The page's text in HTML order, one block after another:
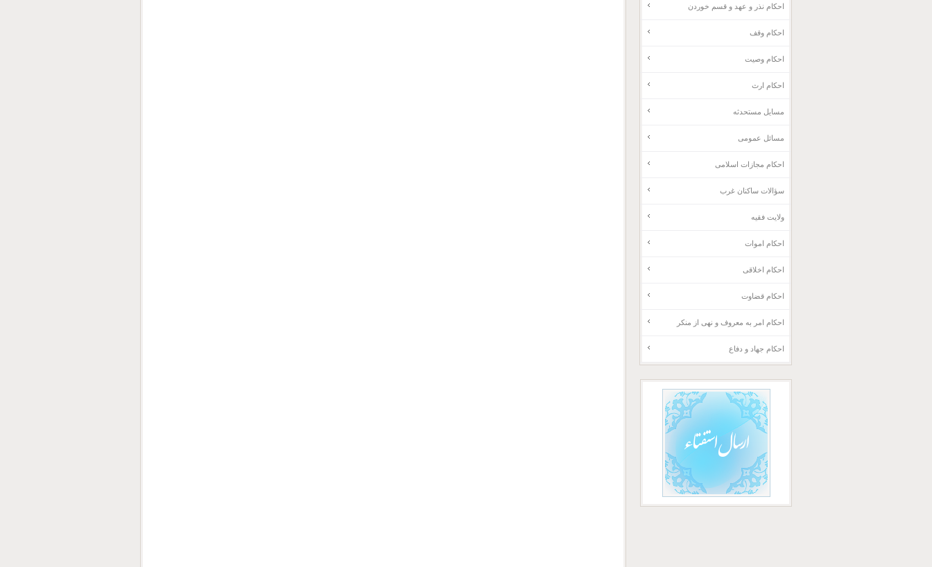
احکام نذر و عهد و قسم خوردن
احکام وقف
احکام وصیت
احکام ارث
مسایل مستحدثه
مسائل عمومی
احکام مجازات اسلامی
سؤالات ساکنان غرب
ولایت فقیه
احکام اموات
احکام اخلاقی
احکام قضاوت
احکام امر به معروف و نهی از منکر
احکام جهاد و دفاع